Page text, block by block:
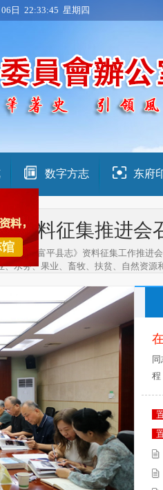
06日 22:33:47 星期四
数字方志 东府
资料征集推进会
三轮《富平县志》资料征集工作推进
、水务、果业、畜牧、扶贫、自然资
程